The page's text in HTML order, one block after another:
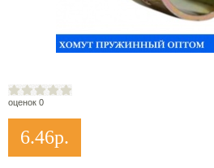
оценок 0
6.46р.